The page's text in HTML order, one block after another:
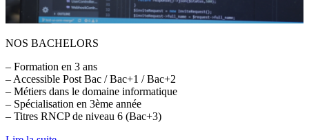
NOS BACHELORS
– Formation en 3 ans
– Accessible Post Bac / Bac+1 / Bac+2
– Métiers dans le domaine informatique
– Spécialisation en 3ème année
– Titres RNCP de niveau 6 (Bac+3)